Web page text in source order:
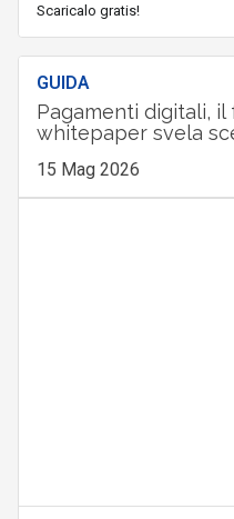
Scaricalo gratis!
GUIDA
Pagamenti digitali, il
whitepaper svela
15 Mag 2026